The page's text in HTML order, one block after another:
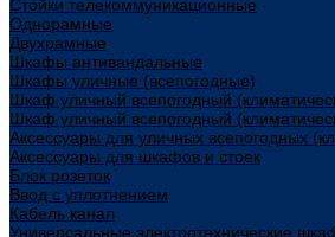
Стойки телекоммуникационные
Однорамные
Двухрамные
Шкафы антивандальные
Шкафы уличные (всепогодные)
Шкаф уличный всепогодный
Шкаф уличный всепогодный
Аксессуары для уличных всепогодных
Аксессуары для шкафов и стоек
Блок розеток
Ввод с уплотнением
Кабель канал
Универсальные электротехнические